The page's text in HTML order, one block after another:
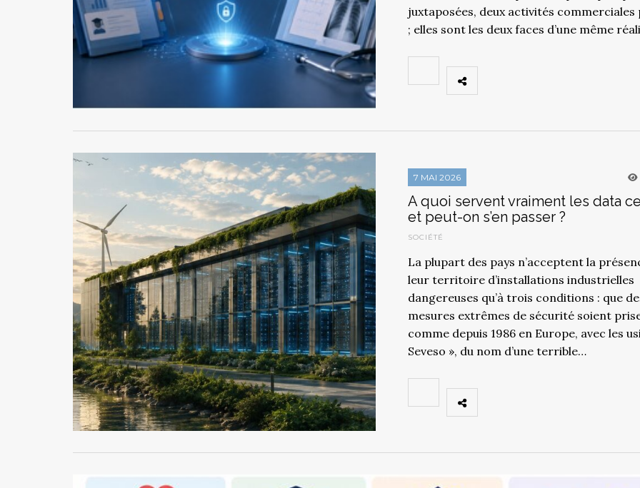
juxtaposées, deux activités commerciales
; elles sont les deux faces d’une même
7 MAI 2026
A quoi servent vraiment les data
et peut-on s’en passer ?
SOCIÉTÉ
La plupart des pays n’acceptent la
leur territoire d’installations industrielles
dangereuses qu’à trois conditions : que
mesures extrêmes de sécurité soient
comme depuis 1986 en Europe, avec les
Seveso », du nom d’une terrible…